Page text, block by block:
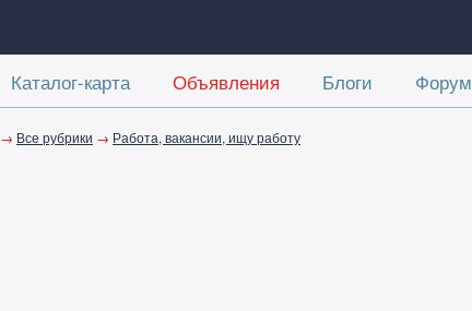
Каталог-карта Объявления Блоги Форум
→ Все рубрики → Работа, вакансии, ищу работу